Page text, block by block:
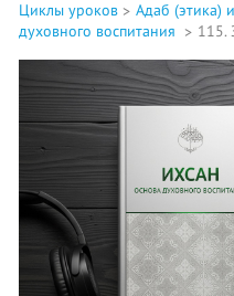
Циклы уроков Адаб (этика)
духовного воспитания
115.